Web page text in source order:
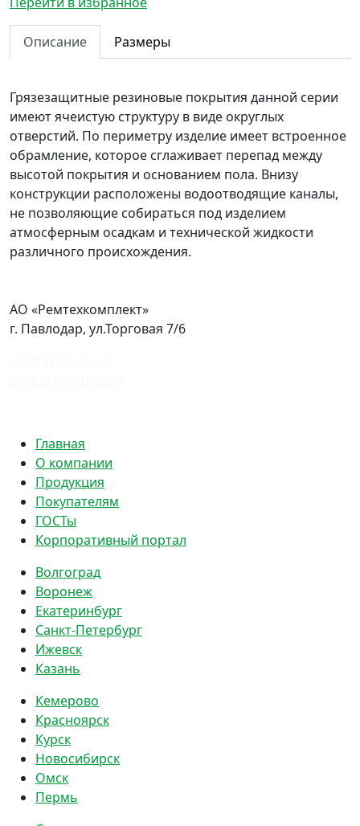
Описание Размеры
Грязезащитные резиновые покрытия данной серии
имеют ячеистую структуру в виде округлых
отверстий. По периметру изделие имеет встроенное
обрамление, которое сглаживает перепад между
высотой покрытия и основанием пола. Внизу
конструкции расположены водоотводящие каналы,
не позволяющие собираться под изделием
атмосферным осадкам и технической жидкости
различного происхождения.
АО «Ремтехкомплект»
г. Павлодар, ул.Торговая 7/6
Главная
О компании
Продукция
Покупателям
ГОСТы
Корпоративный портал
Волгоград
Воронеж
Екатеринбург
Санкт-Петербург
Ижевск
Казань
Кемерово
Красноярск
Курск
Новосибирск
Омск
Пермь